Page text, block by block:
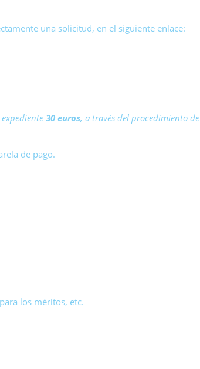
una solicitud, en el siguiente enlace:
30 euros, a través del procedimiento de
de pago.
los méritos, etc.